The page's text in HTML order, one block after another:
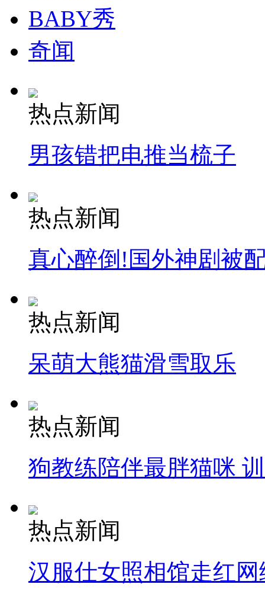
司机酒驾遇交警 急速倒车逃窜
BABY秀
奇闻
热点新闻
男孩错把电推当梳子
热点新闻
真心醉倒!国外神剧被
热点新闻
呆萌大熊猫滑雪取乐
热点新闻
狗教练陪伴最胖猫咪
热点新闻
汉服仕女照相馆走红网